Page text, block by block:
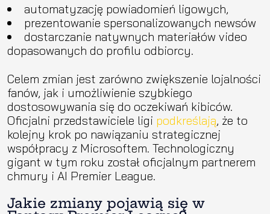
automatyzację powiadomień ligowych,
prezentowanie spersonalizowanych newsów
dostarczanie natywnych materiałów video
dopasowanych do profilu odbiorcy.
Celem zmian jest zarówno zwiększenie lojalności
fanów, jak i umożliwienie szybkiego
dostosowywania się do oczekiwań kibiców.
Oficjalni przedstawiciele ligi podkreślają, że to
kolejny krok po nawiązaniu strategicznej
współpracy z Microsoftem. Technologiczny
gigant w tym roku został oficjalnym partnerem
chmury i AI Premier League.
Jakie zmiany pojawią się w